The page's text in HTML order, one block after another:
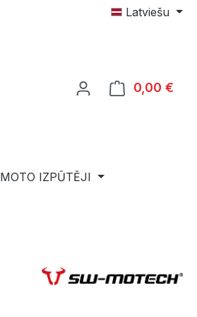
Latviešu
0,00 €
MOTO IZPŪTĒJI